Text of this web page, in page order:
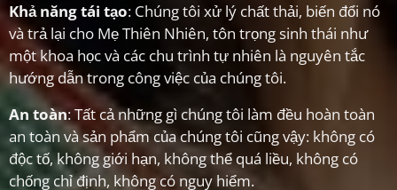
Khả năng tái tạo: Chúng tôi xử lý chất thải, biến đổi nó
và trả lại cho Mẹ Thiên Nhiên, tôn trọng sinh thái như
một khoa học và các chu trình tự nhiên là nguyên tắc
hướng dẫn trong công việc của chúng tôi.
An toàn: Tất cả những gì chúng tôi làm đều hoàn toàn
an toàn và sản phẩm của chúng tôi cũng vậy: không có
độc tố, không giới hạn, không thể quá liều, không có
chống chỉ định, không có nguy hiểm.